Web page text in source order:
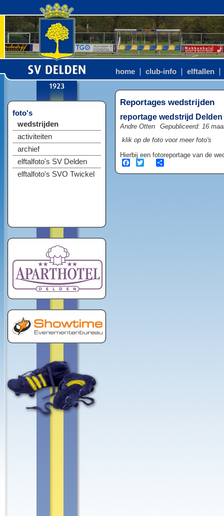
home club-info elftallen
foto's
wedstrijden
activiteiten
archief
elftalfoto's SV Delden
elftalfoto's SVO Twickel
Reportages wedstrijden
reportage wedstrijd Delden
Andre Otten
Gepubliceerd: 16
klik op de foto voor meer foto's
Hierbij een fotoreportage van de